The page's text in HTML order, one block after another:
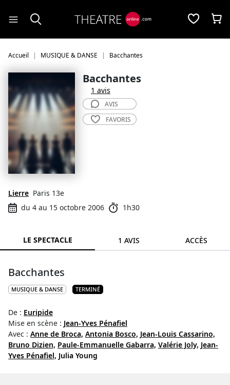
Accueil MUSIQUE & DANSE Bacchantes
Bacchantes
1 avis
Lierre Paris 13e
du 4 au 15 octobre 2006
1h30
AVIS
FAVORIS
LE SPECTACLE 1 AVIS ACCÈS
Bacchantes
MUSIQUE & DANSE TERMINÉ
De : Euripide
Mise en scène : Jean-Yves Pénafiel
Avec : Anne de Broca, Antonia Bosco, Jean-Louis Cassarino,
Bruno Dizien, Paule-Emmanuelle Gabarra, Valérie Joly, Jean-
Yves Pénafiel, Julia Young